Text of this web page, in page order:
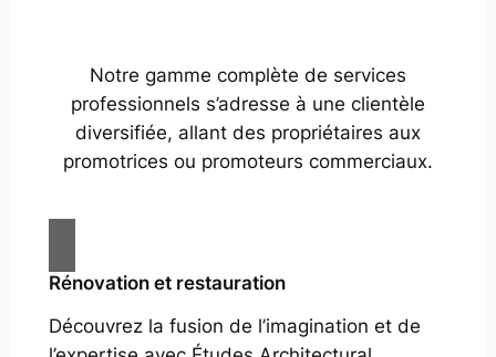
Notre gamme complète de services
professionnels s’adresse à une clientèle
diversifiée, allant des propriétaires aux
promotrices ou promoteurs commerciaux.
Rénovation et restauration
Découvrez la fusion de l’imagination et de